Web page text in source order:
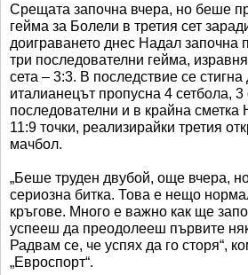
Срещата започна вчера, но беше
гейма за Болели в третия сет
доиграването днес Надал започна
три последователни гейма,
сета – 3:3. В последствие се стигна
италианецът пропусна 4 сетбола, 3
последователни и в крайна
11:9 точки, реализирайки третия
мачбол.
„Беше труден двубой, още вчера, но
сериозна битка. Това е нещо
кръгове. Много е важно как ще
успееш да преодолееш първите
Радвам се, че успях да го сторя“,
„Евроспорт“.